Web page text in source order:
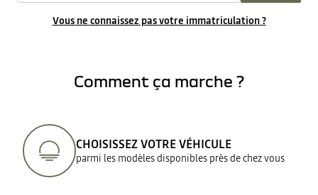
Vous ne connaissez pas votre immatriculation ?
Comment ça marche ?
CHOISISSEZ VOTRE VÉHICULE
parmi les modèles disponibles près de chez vous